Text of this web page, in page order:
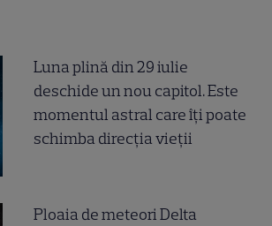
Luna plină din 29 iulie
deschide un nou capitol. Este
momentul astral care îți poate
schimba direcția vieții
Ploaia de meteori Delta